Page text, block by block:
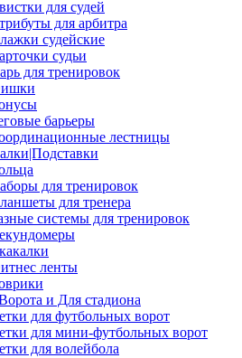
для судей
для арбитра
судейские
судьи
для тренировок
барьеры
лестницы
для тренировок
для тренера
системы для тренировок
ленты
и Для стадиона
для футбольных ворот
для мини-футбольных ворот
для волейбола